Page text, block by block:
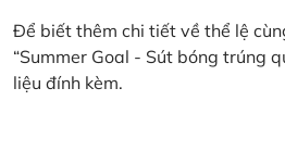
Để biết thêm chi tiết về thể lệ
“Summer Goal - Sút bóng trúng
liệu đính kèm.